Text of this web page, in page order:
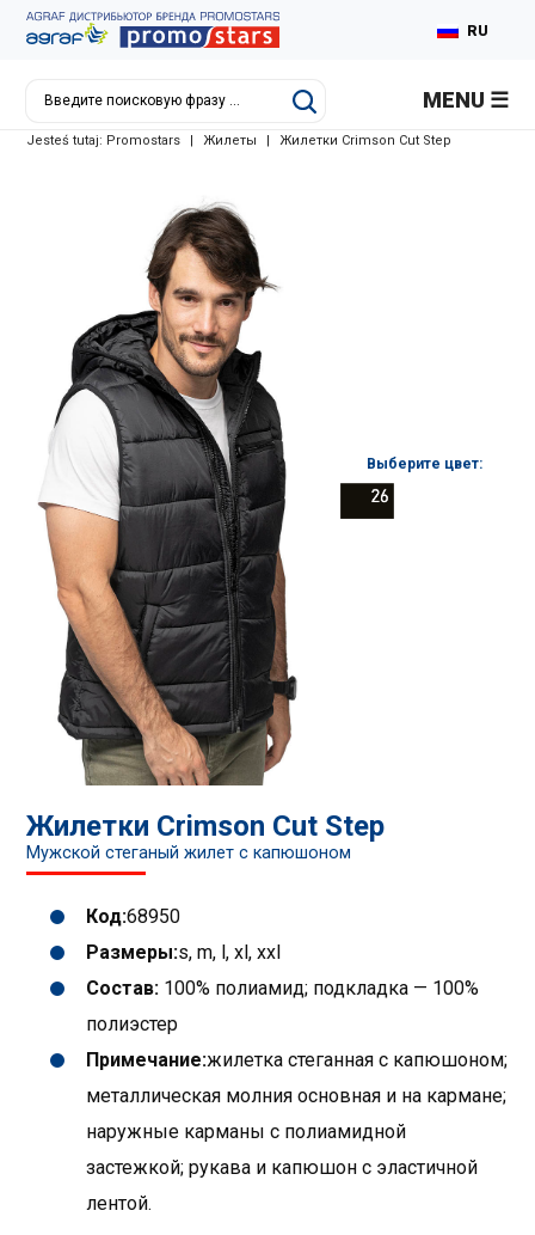
EN
RU
MENU
Jesteś tutaj: Promostars | Жилеты | Жилетки Crimson Cut Step
Жилетки Crimson Cut Step
Мужской стеганый жилет с капюшоном
Код:68950
Размеры:s, m, l, xl, xxl
Состав: 100% полиамид; подкладка — 100%
полиэстер
Примечание:жилетка стеганная с капюшоном;
металлическая молния основная и на кармане;
наружные карманы с полиамидной
застежкой; рукава и капюшон с эластичной
лентой.
Выберите цвет: